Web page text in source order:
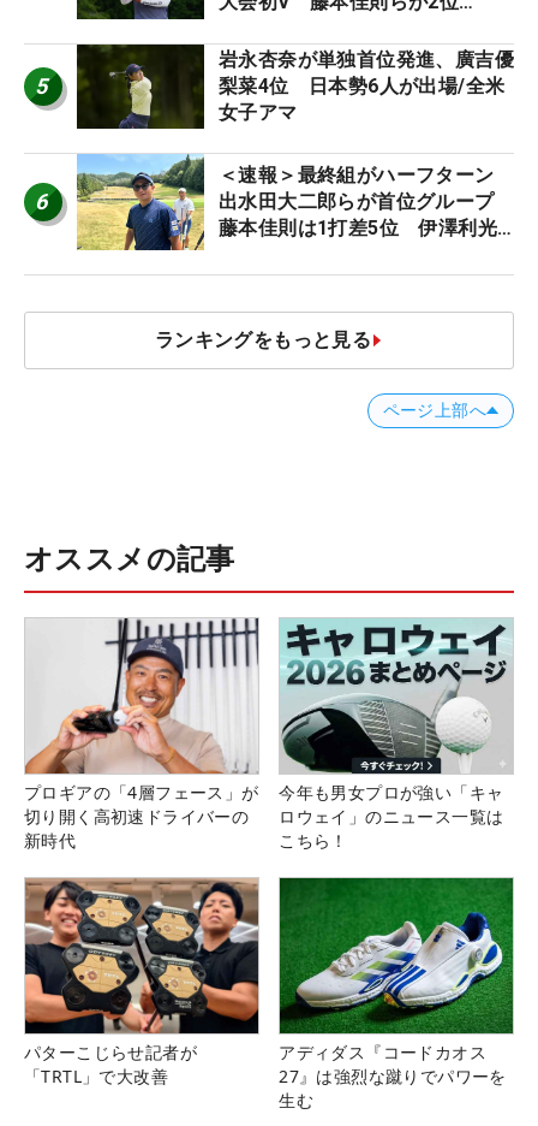
5
岩永杏奈が単独首位発進、廣吉優
梨菜4位 日本勢6人が出場/全米
女子アマ
6
＜速報＞最終組がハーフターン
出水田大二郎らが首位グループ
藤本佳則は1打差5位 伊澤利光
JOYX OPEN】
ランキングをもっと見る
ページ上部へ
オススメの記事
プロギアの「4層フェース」が
切り開く高初速ドライバーの
新時代
今年も男女プロが強い「キャ
ロウェイ」のニュース一覧は
こちら！
パターこじらせ記者が
「TRTL」で大改善
アディダス『コードカオス
27』は強烈な蹴りでパワーを
生む